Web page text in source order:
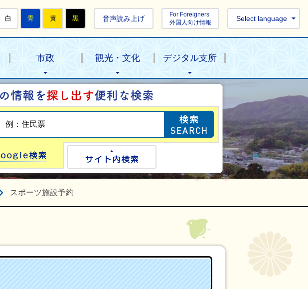
白 青 黄 黒 音声読み上げ
For Foreigners
外国人向け情報
Select language
市政 観光・文化 デジタル支所
目的の情報を探
Google検索
スポーツ施設予約